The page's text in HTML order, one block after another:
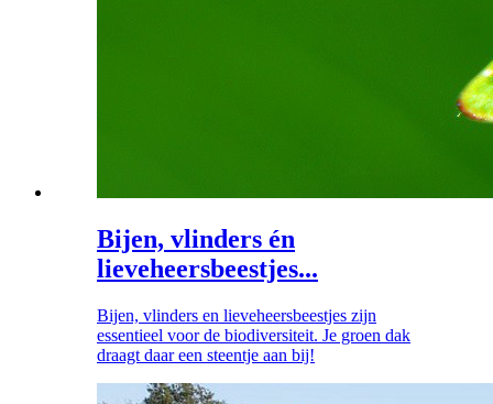
Bijen, vlinders én
lieveheersbeestjes...
Bijen, vlinders en lieveheersbeestjes zijn
essentieel voor de biodiversiteit. Je groen dak
draagt daar een steentje aan bij!